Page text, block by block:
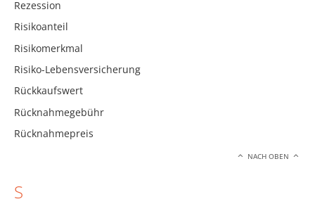
Rezession
Risikoanteil
Risikomerkmal
Risiko-Lebensversicherung
Rückkaufswert
Rücknahmegebühr
Rücknahmepreis
NACH OBEN
S